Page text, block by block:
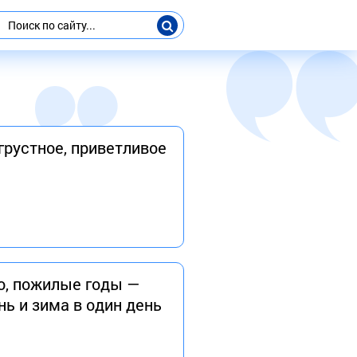
приветливое
пожилые годы —
и зима в один день